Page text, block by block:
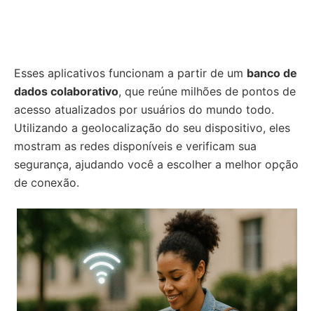
Esses aplicativos funcionam a partir de um banco de
dados colaborativo, que reúne milhões de pontos de
acesso atualizados por usuários do mundo todo.
Utilizando a geolocalização do seu dispositivo, eles
mostram as redes disponíveis e verificam sua
segurança, ajudando você a escolher a melhor opção
de conexão.